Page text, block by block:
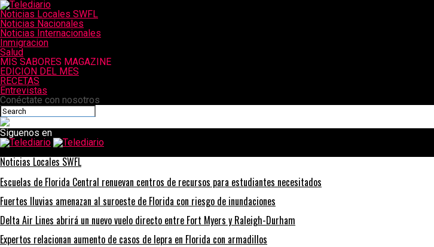
Noticias Locales SWFL
Noticias Nacionales
Noticias Internacionales
Inmigracion
Salud
MIS SABORES MAGAZINE
EDICION DEL MES
RECETAS
Entrevistas
Conéctate con nosotros
Siguenos en
Noticias Locales SWFL
Escuelas de Florida Central renuevan centros de recursos para estudiantes necesitados
Fuertes lluvias amenazan al suroeste de Florida con riesgo de inundaciones
Delta Air Lines abrirá un nuevo vuelo directo entre Fort Myers y Raleigh-Durham
Expertos relacionan aumento de casos de lepra en Florida con armadillos